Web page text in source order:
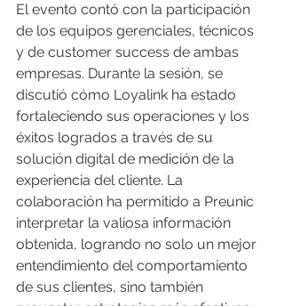
El evento contó con la participación
de los equipos gerenciales, técnicos
y de customer success de ambas
empresas. Durante la sesión, se
discutió cómo Loyalink ha estado
fortaleciendo sus operaciones y los
éxitos logrados a través de su
solución digital de medición de la
experiencia del cliente. La
colaboración ha permitido a Preunic
interpretar la valiosa información
obtenida, logrando no solo un mejor
entendimiento del comportamiento
de sus clientes, sino también